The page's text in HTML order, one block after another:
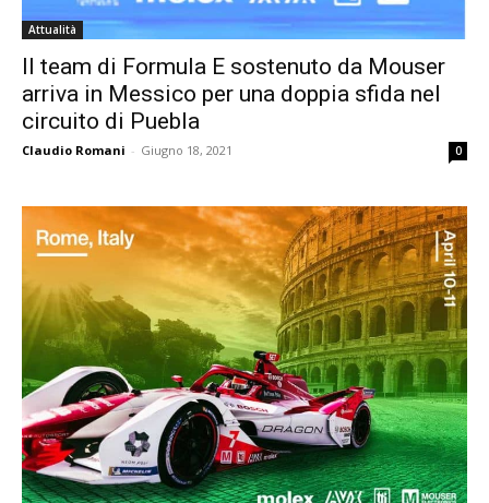
Attualità
Il team di Formula E sostenuto da Mouser
arriva in Messico per una doppia sfida nel
circuito di Puebla
Claudio Romani - Giugno 18, 2021 0